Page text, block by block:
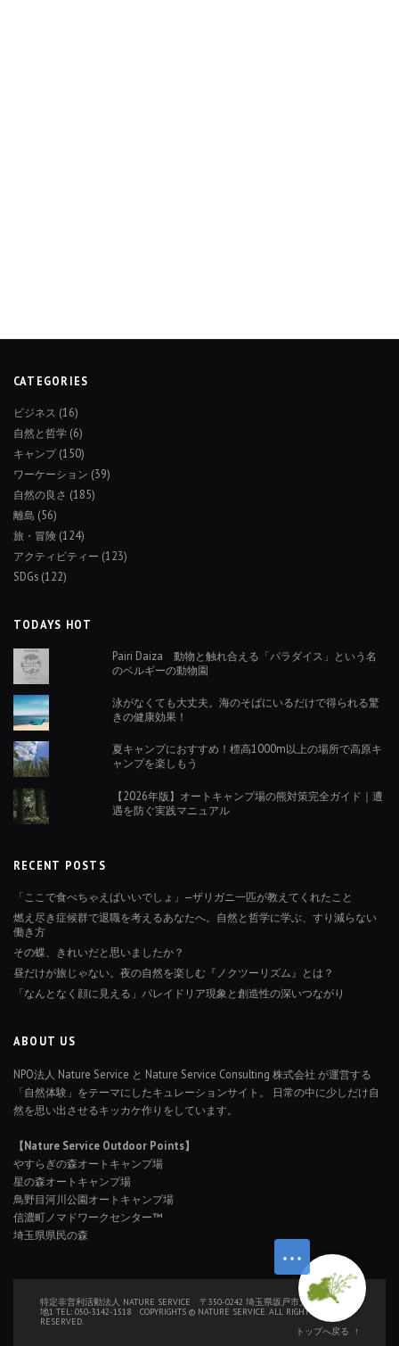
CATEGORIES
ビジネス (16)
自然と哲学 (6)
キャンプ(150)
ワーケーション (39)
自然の良さ (185)
離島 (56)
旅・冒険 (124)
アクティビティー (123)
SDGs (122)
TODAYS HOT
Pairi Daiza 動物と触れ合える「パラダイス」という名
のベルギーの動物園
泳がなくても大丈夫。海のそばにいるだけで得られる驚
きの健康効果！
夏キャンプにおすすめ！標高1000m以上の場所で高原キ
ャンプを楽しもう
【2026年版】オートキャンプ場の熊対策完全ガイド｜遭
遇を防ぐ実践マニュアル
RECENT POSTS
「ここで食べちゃえばいいでしょ」—ザリガニ一匹が教えてくれたこと
燃え尽き症候群で退職を考えるあなたへ。自然と哲学に学ぶ、すり減らない
働き方
その蝶、きれいだと思いましたか？
昼だけが旅じゃない。夜の自然を楽しむ『ノクツーリズム』とは？
「なんとなく顔に見える」パレイドリア現象と創造性の深いつながり
ABOUT US
NPO法人 Nature Service と Nature Service Consulting 株式会社 が運営する
「自然体験」をテーマにしたキュレーションサイト。 日常の中に少しだけ自
然を思い出させるキッカケ作りをしています。
【Nature Service Outdoor Points】
やすらぎの森オートキャンプ場
星の森オートキャンプ場
鳥野目河川公園オートキャンプ場
信濃町ノマドワークセンター™
埼玉県県民の森
特定非営利活動法人 NATURE SERVICE 〒350-0242 埼玉県坂戸市大字厚川126番
地1 TEL: 050-3142-1518 COPYRIGHTS © NATURE SERVICE. ALL RIGHTS
RESERVED.
トップへ戻る